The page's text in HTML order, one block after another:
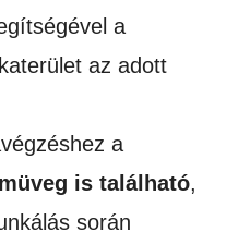
a
az adott
a
is található,
során